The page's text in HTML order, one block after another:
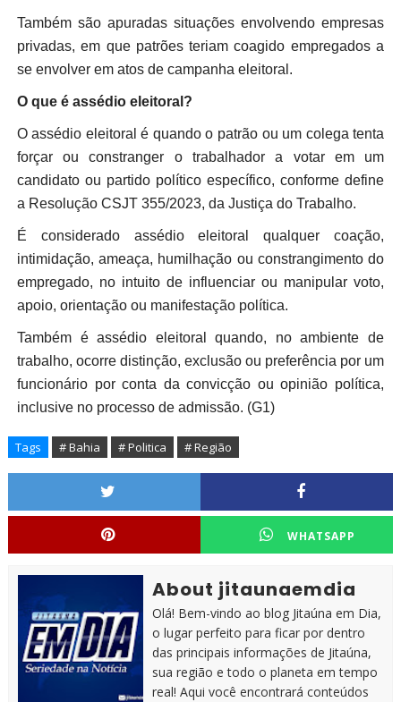
Também são apuradas situações envolvendo empresas
privadas, em que patrões teriam coagido empregados a
se envolver em atos de campanha eleitoral.
O que é assédio eleitoral?
O assédio eleitoral é quando o patrão ou um colega tenta
forçar ou constranger o trabalhador a votar em um
candidato ou partido político específico, conforme define
a Resolução CSJT 355/2023, da Justiça do Trabalho.
É considerado assédio eleitoral qualquer coação,
intimidação, ameaça, humilhação ou constrangimento do
empregado, no intuito de influenciar ou manipular voto,
apoio, orientação ou manifestação política.
Também é assédio eleitoral quando, no ambiente de
trabalho, ocorre distinção, exclusão ou preferência por um
funcionário por conta da convicção ou opinião política,
inclusive no processo de admissão. (G1)
Tags # Bahia # Politica # Região
WHATSAPP
About jitaunaemdia
Olá! Bem-vindo ao blog Jitaúna em Dia,
o lugar perfeito para ficar por dentro
das principais informações de Jitaúna,
sua região e todo o planeta em tempo
real! Aqui você encontrará conteúdos